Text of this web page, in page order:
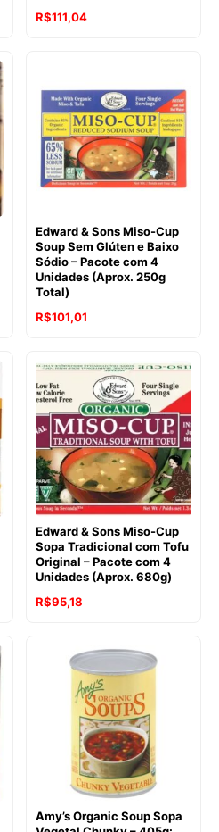
R$111,04
Edward & Sons Miso-Cup
Soup Sem Glúten e Baixo
Sódio – Pacote com 4
Unidades (Aprox. 250g
Total)
O
original
era:
R$119,44.
R$101,01
atual
é:
R$101,01.
Edward & Sons Miso-Cup
Sopa Tradicional com Tofu
Original – Pacote com 4
Unidades (Aprox. 680g)
O
R$119,44.
R$95,18
atual
é:
R$95,18.
Amy’s Organic Soup Sopa